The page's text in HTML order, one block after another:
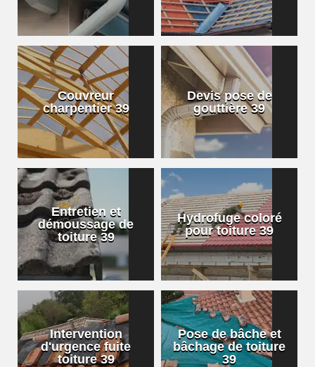
Couvreur
charpentier 39
Devis pose de
gouttière 39
Entretien et
démoussage de
toiture 39
Hydrofuge coloré
pour toiture 39
Intervention
d'urgence fuite
toiture 39
Pose de bâche et
bâchage de toiture
39